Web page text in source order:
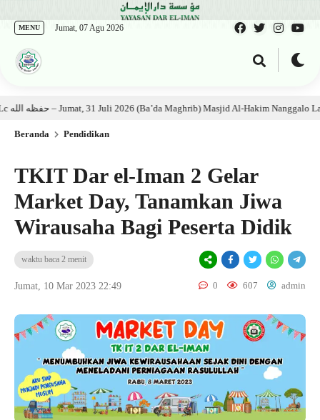
MENU Jumat, 07 Agu 2026
Kajian Kitab: Ustadz Al Munawwir, Lc حفظه الله – Jumat, 31 Juli 2026 (Ba’da Maghrib) Masjid Al-Hakim Nanggalo Lapai
Beranda Pendidikan
TKIT Dar el-Iman 2 Gelar
Market Day, Tanamkan Jiwa
Wirausaha Bagi Peserta Didik
waktu baca 2 menit
Jumat, 10 Mar 2023 22:49 0 607 admin